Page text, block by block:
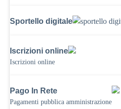
Sportello digitale
Iscrizioni online
Iscrizioni online
Pago In Rete
Pagamenti pubblica amministrazione